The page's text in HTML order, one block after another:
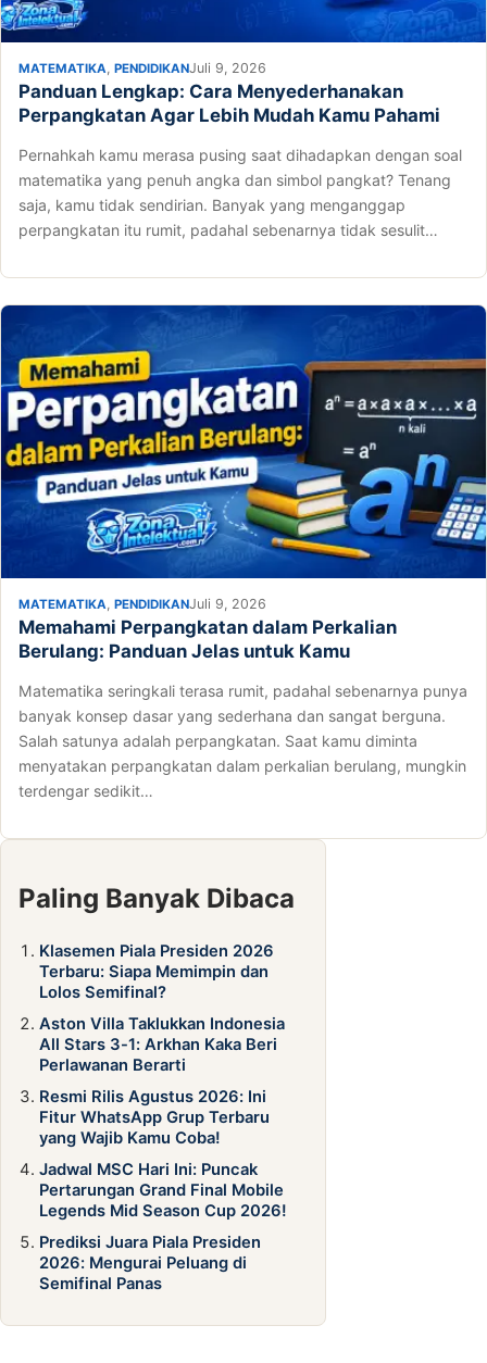
MATEMATIKA PENDIDIKANJuli 9, 2026
Panduan Lengkap: Cara Menyederhanakan
Perpangkatan Agar Lebih Mudah Kamu Pahami
Pernahkah kamu merasa pusing saat dihadapkan dengan soal
matematika yang penuh angka dan simbol pangkat? Tenang
saja, kamu tidak sendirian. Banyak yang menganggap
perpangkatan itu rumit, padahal sebenarnya tidak sesulit…
MATEMATIKA PENDIDIKANJuli 9, 2026
Memahami Perpangkatan dalam Perkalian
Berulang: Panduan Jelas untuk Kamu
Matematika seringkali terasa rumit, padahal sebenarnya punya
banyak konsep dasar yang sederhana dan sangat berguna.
Salah satunya adalah perpangkatan. Saat kamu diminta
menyatakan perpangkatan dalam perkalian berulang, mungkin
terdengar sedikit…
Paling Banyak Dibaca
Klasemen Piala Presiden 2026
Terbaru: Siapa Memimpin dan
Lolos Semifinal?
Aston Villa Taklukkan Indonesia
All Stars 3-1: Arkhan Kaka Beri
Perlawanan Berarti
Resmi Rilis Agustus 2026: Ini
Fitur WhatsApp Grup Terbaru
yang Wajib Kamu Coba!
Jadwal MSC Hari Ini: Puncak
Pertarungan Grand Final Mobile
Legends Mid Season Cup 2026!
Prediksi Juara Piala Presiden
2026: Mengurai Peluang di
Semifinal Panas